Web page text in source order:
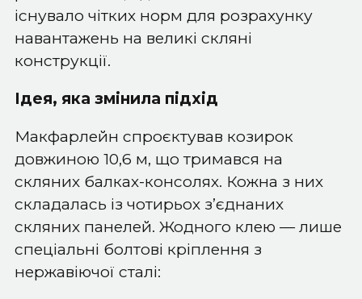
існувало чітких норм для розрахунку
навантажень на великі скляні
конструкції.
Ідея, яка змінила підхід
Макфарлейн спроєктував козирок
довжиною 10,6 м, що тримався на
скляних балках-консолях. Кожна з них
складалась із чотирьох з’єднаних
скляних панелей. Жодного клею — лише
спеціальні болтові кріплення з
нержавіючої сталі: